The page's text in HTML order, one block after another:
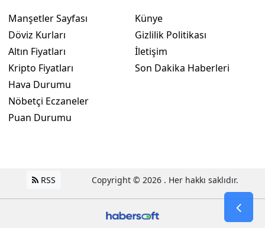
Manşetler Sayfası
Döviz Kurları
Altın Fiyatları
Kripto Fiyatları
Hava Durumu
Nöbetçi Eczaneler
Puan Durumu
Künye
Gizlilik Politikası
İletişim
Son Dakika Haberleri
RSS Copyright © 2026 . Her hakkı saklıdır.